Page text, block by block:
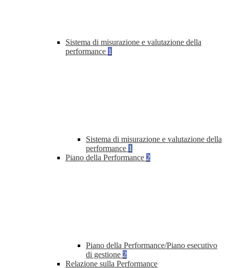
Sistema di misurazione e valutazione della
performance 1
Sistema di misurazione e valutazione della
performance 1
Piano della Performance 2
Piano della Performance/Piano esecutivo
di gestione 2
Relazione sulla Performance